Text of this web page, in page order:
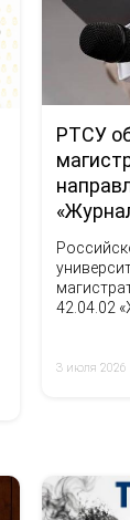
РТСУ
42.04.02
3 июля 2026